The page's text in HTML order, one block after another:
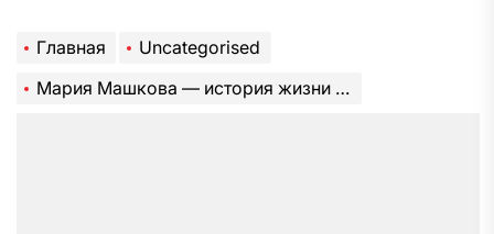
Главная
Uncategorised
Мария Машкова — история жизни и творчества одной из величайших актрис XX века и ее вклад в общество